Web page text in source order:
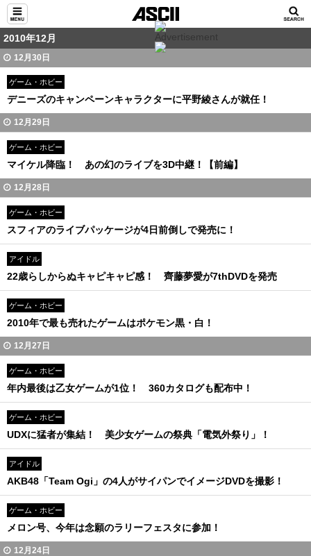
2010年12月
12月30日
ゲーム・ホビー
デニーズのキャンペーンキャラクターに平野綾さんが就任！
12月29日
ゲーム・ホビー
マイケル降臨！ あの幻のライブを3D中継！【前編】
12月28日
ゲーム・ホビー
スフィアのライブパッケージが4日前倒しで発売に！
アイドル
22歳らしからぬキャピキャピ感！ 齊藤夢愛が7thDVDを発売
ゲーム・ホビー
2010年で最も売れたゲームはポケモン黒・白！
12月27日
ゲーム・ホビー
年内最後は乙女ゲームが1位！ 360カタログも配布中！
ゲーム・ホビー
UDXに猛者が集結！ 美少女ゲームの祭典「電気外祭り」！
アイドル
AKB48「Team Ogi」の4人がサイパンでイメージDVDを撮影！
ゲーム・ホビー
メロン号、今年は念願のラリーフェスタに参加！
12月24日